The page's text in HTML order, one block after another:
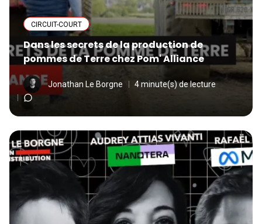
CIRCUIT-COURT
Dans les secrets de la production de
pommes de Terre chez Pom' Alliance
Jonathan Le Borgne 4 minute(s) de lecture